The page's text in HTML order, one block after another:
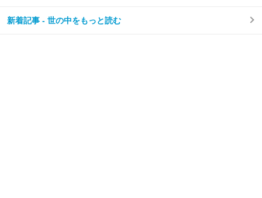
新着記事 - 世の中をもっと読む